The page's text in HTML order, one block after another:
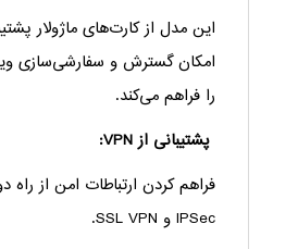
این مدل از کارت‌های ماژولار
امکان گسترش و سفارشی‌سازی
را فراهم می‌کند.
پشتیبانی از VPN:
فراهم کردن ارتباطات امن از راه
IPSec و SSL VPN.